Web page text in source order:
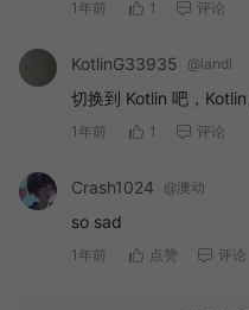
1年前 1 评论
KotlinG33935 @landi
切换到 Kotlin 吧，
1年前 1 评论
Crash1024 @澳动
so sad
1年前 点赞 评论